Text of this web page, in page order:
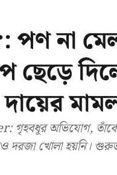
না
ছেড়ে
অভিযোগ, তাঁকে
দরজা খোলা হয়নি।